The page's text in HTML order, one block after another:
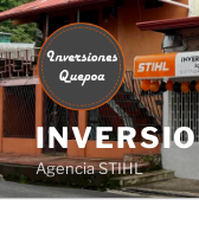
Agencia STIHL